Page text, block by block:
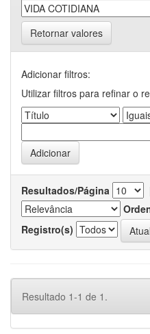
Retornar valores
Adicionar filtros:
Utilizar filtros para refinar o
Resultados/Página
Registro(s)
Resultado 1-1 de 1.